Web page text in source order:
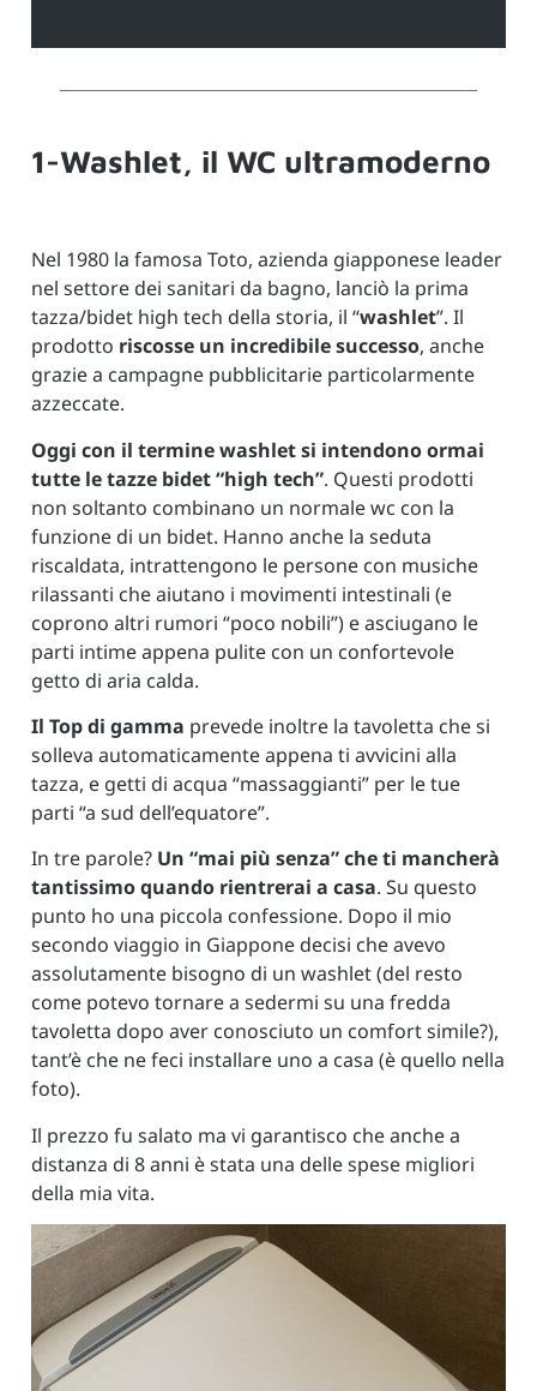
1-Washlet, il WC ultramoderno
Nel 1980 la famosa Toto, azienda giapponese leader
nel settore dei sanitari da bagno, lanciò la prima
tazza/bidet high tech della storia, il “washlet”. Il
prodotto riscosse un incredibile successo, anche
grazie a campagne pubblicitarie particolarmente
azzeccate.
Oggi con il termine washlet si intendono ormai
tutte le tazze bidet “high tech”. Questi prodotti
non soltanto combinano un normale wc con la
funzione di un bidet. Hanno anche la seduta
riscaldata, intrattengono le persone con musiche
rilassanti che aiutano i movimenti intestinali (e
coprono altri rumori “poco nobili”) e asciugano le
parti intime appena pulite con un confortevole
getto di aria calda.
Il Top di gamma prevede inoltre la tavoletta che si
solleva automaticamente appena ti avvicini alla
tazza, e getti di acqua “massaggianti” per le tue
parti “a sud dell’equatore”.
In tre parole? Un “mai più senza” che ti mancherà
tantissimo quando rientrerai a casa. Su questo
punto ho una piccola confessione. Dopo il mio
secondo viaggio in Giappone decisi che avevo
assolutamente bisogno di un washlet (del resto
come potevo tornare a sedermi su una fredda
tavoletta dopo aver conosciuto un comfort simile?),
tant’è che ne feci installare uno a casa (è quello nella
foto).
Il prezzo fu salato ma vi garantisco che anche a
distanza di 8 anni è stata una delle spese migliori
della mia vita.